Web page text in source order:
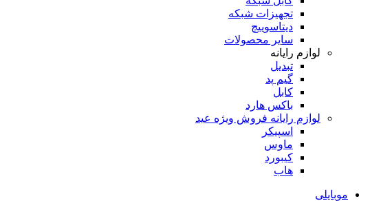
تجهیزات شبکه
دیتاسوییچ
سایر محصولات
لوازم رایانه
تبدیل
گیم پد
کابل
باکس هارد
لوازم رایانه فروش ویژه عید
اسپیکر
ماوس
کیبورد
هاب
موبایلی